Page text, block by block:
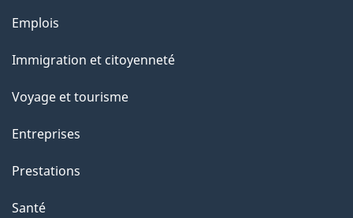
l
a
p
a
g
e
Thèmes
sujets
Emplois
Immigration et citoyenneté
Voyage et tourisme
Entreprises
Prestations
Santé